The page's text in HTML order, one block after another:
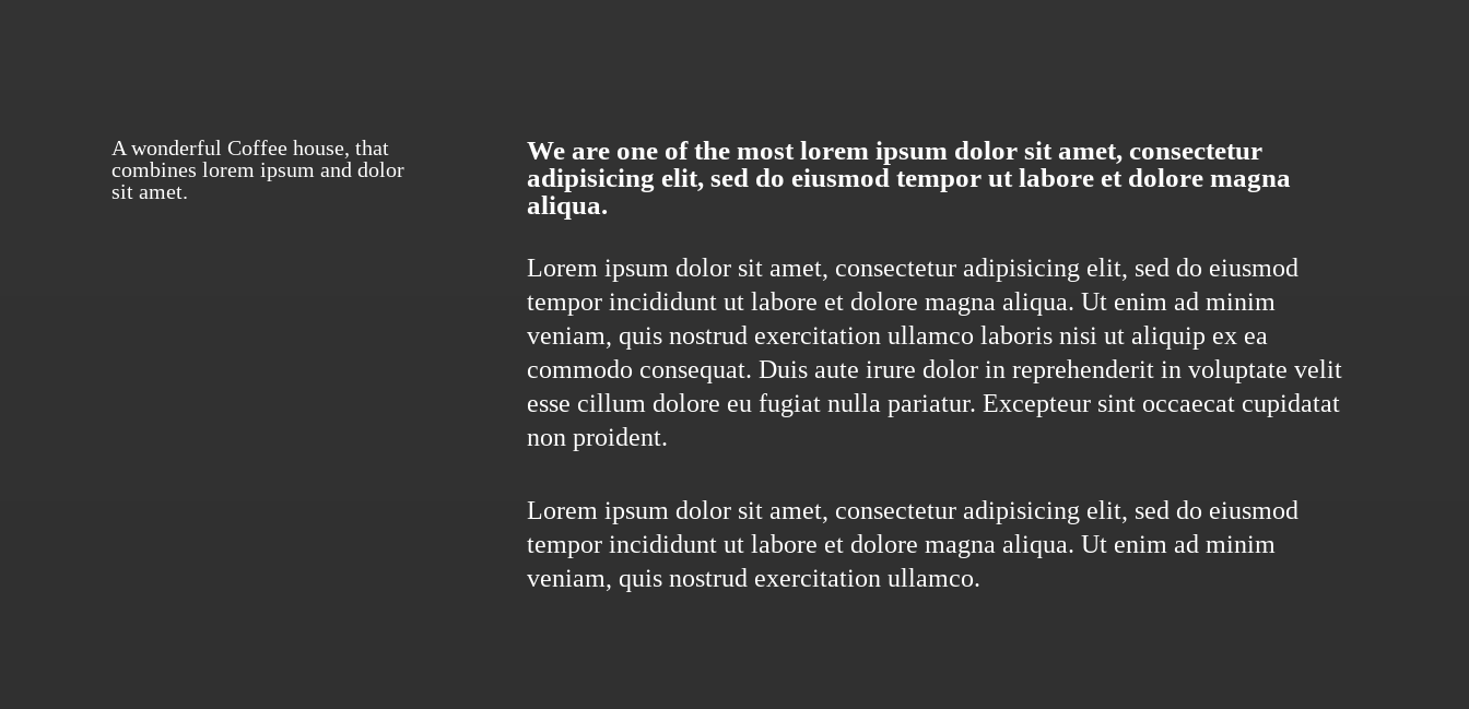
A wonderful Coffee house, that
combines lorem ipsum and dolor
sit amet.
We are one of the most lorem ipsum dolor sit amet, consectetur
adipisicing elit, sed do eiusmod tempor ut labore et dolore magna
aliqua.
Lorem ipsum dolor sit amet, consectetur adipisicing elit, sed do eiusmod
tempor incididunt ut labore et dolore magna aliqua. Ut enim ad minim
veniam, quis nostrud exercitation ullamco laboris nisi ut aliquip ex ea
commodo consequat. Duis aute irure dolor in reprehenderit in voluptate velit
esse cillum dolore eu fugiat nulla pariatur. Excepteur sint occaecat cupidatat
non proident.
Lorem ipsum dolor sit amet, consectetur adipisicing elit, sed do eiusmod
tempor incididunt ut labore et dolore magna aliqua. Ut enim ad minim
veniam, quis nostrud exercitation ullamco.